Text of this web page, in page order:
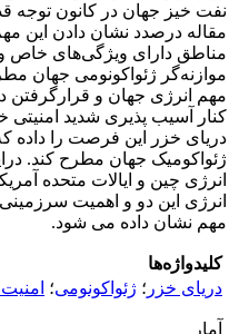
نفت خیز جهان در کانون توجه
مقاله درصدد نشان دادن این
مناطق دارای ویژگی‌های خاص
موازنه‌گر ژئواکونومی جهان
مهم انرژی جهان و قرارگرفتن
کنار آسیب پذیری شدید امنیتی
دریای خزر این فرصت را داده
ژئواکومیک جهان مطرح کند.
انرژی چین و ایالات متحده
انرژی این دو و اهمیت
مهم نشان داده می شود.
کلیدواژه‌ها
دریای خزر ؛ ژئواکونومی؛
آمار